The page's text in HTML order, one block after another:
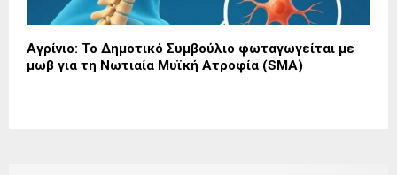
Αγρίνιο: Το Δημοτικό Συμβούλιο φωταγωγείται με
μωβ για τη Νωτιαία Μυϊκή Ατροφία (SMA)